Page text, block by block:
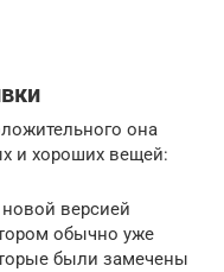
она
и хороших вещей:
версией
обычно уже
были замечены